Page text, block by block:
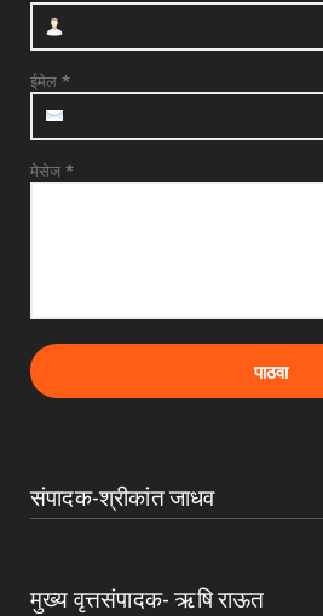
दत्तनगर येथे महाराजस्व
जलसंपदा
ईमेल *
मेसेज *
संपादक-श्रीकांत जाधव
मुख्य वृत्तसंपादक- ऋषि राऊत